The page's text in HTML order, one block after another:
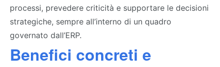
processi, prevedere criticità e supportare le decisioni
strategiche, sempre all’interno di un quadro
governato dall’ERP.
Benefici concreti e